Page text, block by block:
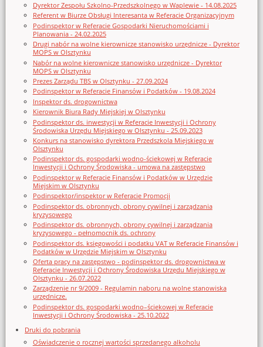
Dyrektor Zespołu Szkolno-Przedszkolnego w Waplewie - 14.08.2025
Referent w Biurze Obsługi Interesanta w Referacie Organizacyjnym
Podinspektor w Referacie Gospodarki Nieruchomościami i
Planowania - 24.02.2025
Drugi nabór na wolne kierownicze stanowisko urzędnicze - Dyrektor
MOPS w Olsztynku
Nabór na wolne kierownicze stanowisko urzędnicze - Dyrektor
MOPS w Olsztynku
Prezes Zarządu TBS w Olsztynku - 27.09.2024
Podinspektor w Referacie Finansów i Podatków - 19.08.2024
Inspektor ds. drogownictwa
Kierownik Biura Rady Miejskiej w Olsztynku
Podinspektor ds. inwestycji w Referacie Inwestycji i Ochrony
Środowiska Urzędu Miejskiego w Olsztynku - 25.09.2023
Konkurs na stanowisko dyrektora Przedszkola Miejskiego w
Olsztynku
Podinspektor ds. gospodarki wodno-ściekowej w Referacie
Inwestycji i Ochrony Środowiska - umowa na zastępstwo
Podinspektor w Referacie Finansów i Podatków w Urzędzie
Miejskim w Olsztynku
Podinspektor/inspektor w Referacie Promocji
Podinspektor ds. obronnych, obrony cywilnej i zarządzania
kryzysowego
Podinspektor ds. obronnych, obrony cywilnej i zarządzania
kryzysowego - pełnomocnik ds. ochrony
Podinspektor ds. księgowości i podatku VAT w Referacie Finansów i
Podatków w Urzędzie Miejskim w Olsztynku
Oferta pracy na zastępstwo - podinspektor ds. drogownictwa w
Referacie Inwestycji i Ochrony Środowiska Urzędu Miejskiego w
Olsztynku - 26.07.2022
Zarządzenie nr 9/2009 - Regulamin naboru na wolne stanowiska
urzędnicze.
Podinspektor ds. gospodarki wodno–ściekowej w Referacie
Inwestycji i Ochrony Środowiska - 25.10.2022
Druki do pobrania
Oświadczenie o rocznej wartości sprzedanego alkoholu